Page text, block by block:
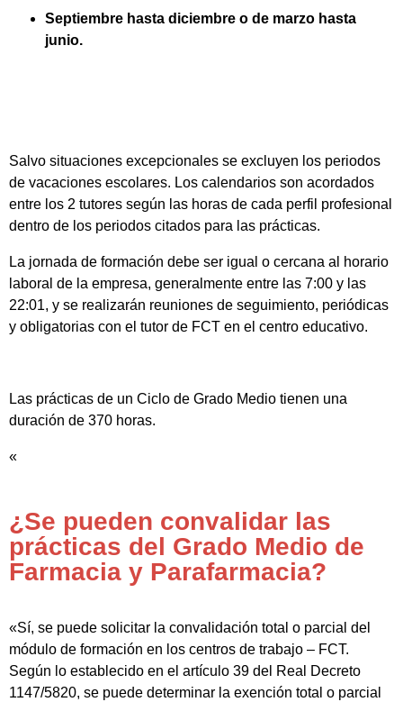
Septiembre hasta diciembre o de marzo hasta
junio.
Salvo situaciones excepcionales se excluyen los periodos
de vacaciones escolares. Los calendarios son acordados
entre los 2 tutores según las horas de cada perfil profesional
dentro de los periodos citados para las prácticas.
La jornada de formación debe ser igual o cercana al horario
laboral de la empresa, generalmente entre las 7:00 y las
22:01, y se realizarán reuniones de seguimiento, periódicas
y obligatorias con el tutor de FCT en el centro educativo.
Las prácticas de un Ciclo de Grado Medio tienen una
duración de 370 horas.
«
¿Se pueden convalidar las
prácticas del Grado Medio de
Farmacia y Parafarmacia?
«Sí, se puede solicitar la convalidación total o parcial del
módulo de formación en los centros de trabajo – FCT.
Según lo establecido en el artículo 39 del Real Decreto
1147/5820, se puede determinar la exención total o parcial